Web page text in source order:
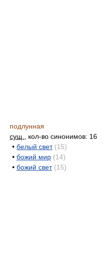
подлунная
сущ.
, кол-во синонимов: 16
• белый свет (15)
• божий мир (14)
• божий свет (15)